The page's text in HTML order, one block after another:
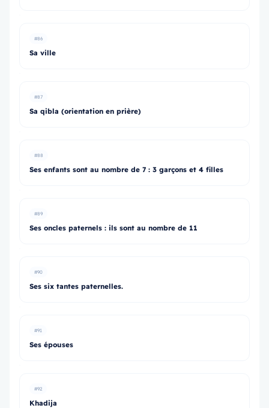
#86
Sa ville
#87
Sa qibla (orientation en prière)
#88
Ses enfants sont au nombre de 7 : 3 garçons et 4 filles
#89
Ses oncles paternels : ils sont au nombre de 11
#90
Ses six tantes paternelles.
#91
Ses épouses
#92
Khadija